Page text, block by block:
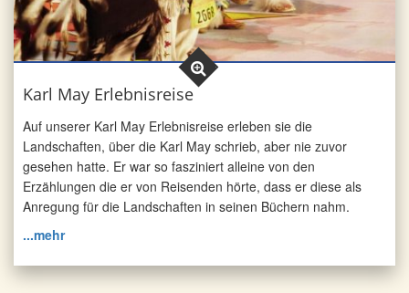
Karl May Erlebnisreise
Auf unserer Karl May Erlebnisreise erleben sie die
Landschaften, über die Karl May schrieb, aber nie zuvor
gesehen hatte. Er war so fasziniert alleine von den
Erzählungen die er von Reisenden hörte, dass er diese als
Anregung für die Landschaften in seinen Büchern nahm.
...mehr